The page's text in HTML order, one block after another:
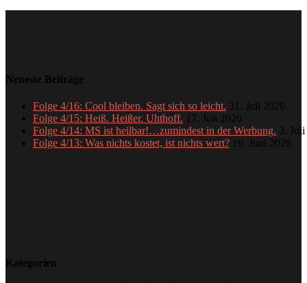
Neueste Beiträge
Folge 4/16: Cool bleiben. Sagt sich so leicht. 31. Juli 2026
Folge 4/15: Heiß. Heißer. Uhthoff. 17. Juli 2026
Folge 4/14: MS ist heilbar!…zumindest in der Werbung. 3.
Folge 4/13: Was nichts kostet, ist nichts wert? 19. Juni 2026
Kategorien